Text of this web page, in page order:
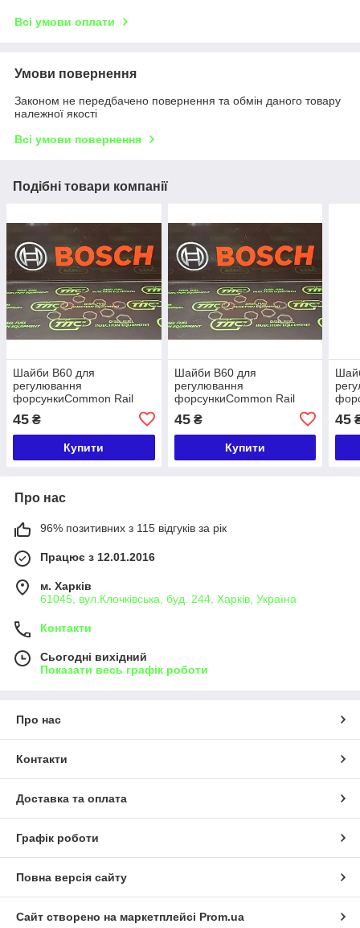
Всі умови оплати
Умови повернення
Законом не передбачено повернення та обмін даного товару
належної якості
Всі умови повернення
Подібні товари компанії
Шайби B60 для
регулювання
форсункиCommon Rail
45 ₴
Купити
Шайби B60 для
регулювання
форсункиCommon Rail
45₴
Купити
45
Про нас
96% позитивних з 115 відгуків за рік
Працює з 12.01.2016
м. Харків
61045, вул.Клочківська, буд. 244, Харків, Україна
Контакти
Сьогодні вихідний
Показати весь графік роботи
Про нас
Контакти
Доставка та оплата
Графік роботи
Повна версія сайту
Сайт створено на маркетплейсі Prom.ua